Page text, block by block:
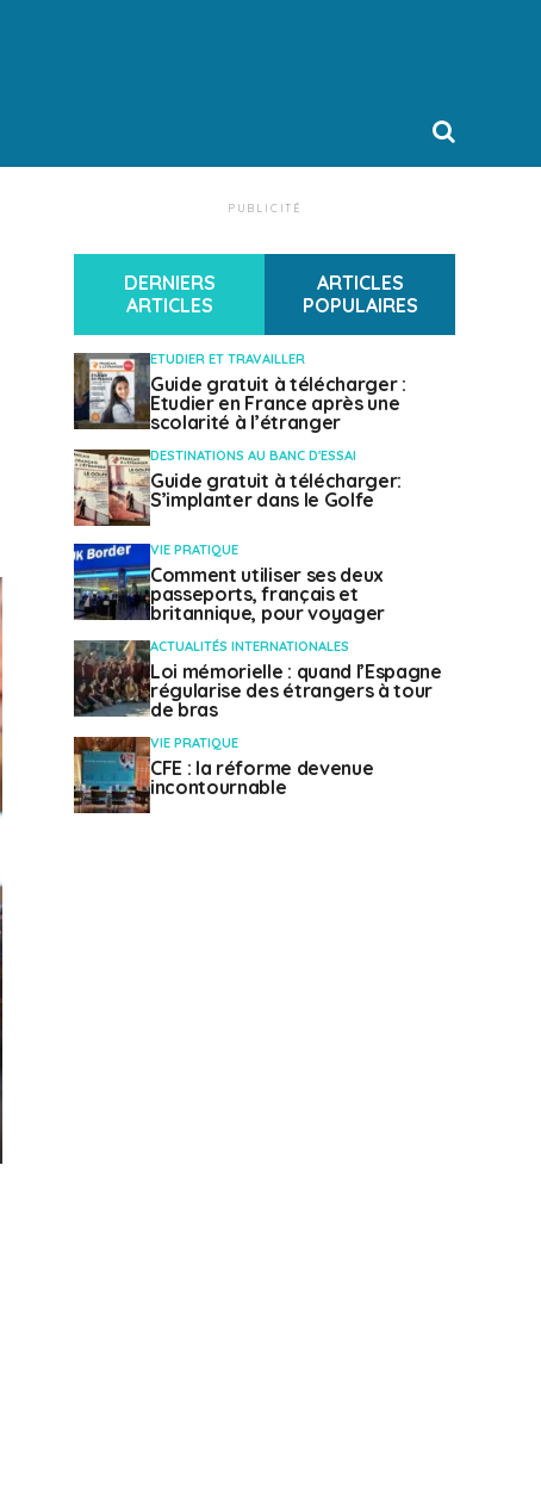
PUBLICITÉ
DERNIERS
ARTICLES
ARTICLES
POPULAIRES
ETUDIER ET TRAVAILLER
Guide gratuit à télécharger :
Etudier en France après une
scolarité à l’étranger
DESTINATIONS AU BANC D'ESSAI
Guide gratuit à télécharger:
S’implanter dans le Golfe
VIE PRATIQUE
Comment utiliser ses deux
passeports, français et
britannique, pour voyager
ACTUALITÉS INTERNATIONALES
Loi mémorielle : quand l’Espagne
régularise des étrangers à tour
de bras
VIE PRATIQUE
CFE : la réforme devenue
incontournable